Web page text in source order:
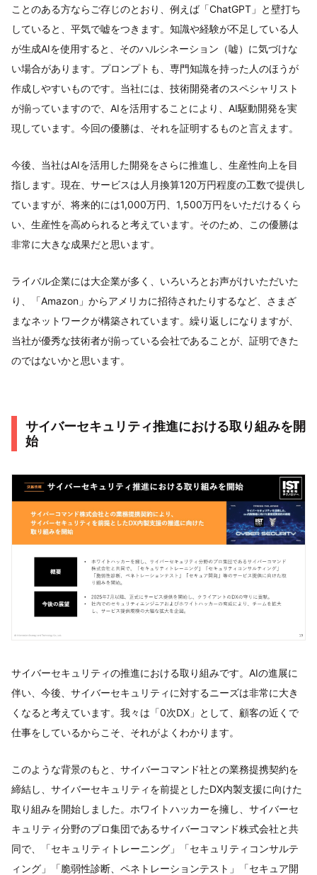
ことのある方ならご存じのとおり、例えば「ChatGPT」と壁打ち
していると、平気で嘘をつきます。知識や経験が不足している人
が生成AIを使用すると、そのハルシネーション（嘘）に気づけな
い場合があります。プロンプトも、専門知識を持った人のほうが
作成しやすいものです。当社には、技術開発者のスペシャリスト
が揃っていますので、AIを活用することにより、AI駆動開発を実
現しています。今回の優勝は、それを証明するものと言えます。
今後、当社はAIを活用した開発をさらに推進し、生産性向上を目
指します。現在、サービスは人月換算120万円程度の工数で提供し
ていますが、将来的には1,000万円、1,500万円をいただけるくら
い、生産性を高められると考えています。そのため、この優勝は
非常に大きな成果だと思います。
ライバル企業には大企業が多く、いろいろとお声がけいただいた
り、「Amazon」からアメリカに招待されたりするなど、さまざ
まなネットワークが構築されています。繰り返しになりますが、
当社が優秀な技術者が揃っている会社であることが、証明できた
のではないかと思います。
サイバーセキュリティ推進における取り組みを開
始
サイバーセキュリティの推進における取り組みです。AIの進展に
伴い、今後、サイバーセキュリティに対するニーズは非常に大き
くなると考えています。我々は「0次DX」として、顧客の近くで
仕事をしているからこそ、それがよくわかります。
このような背景のもと、サイバーコマンド社との業務提携契約を
締結し、サイバーセキュリティを前提としたDX内製支援に向けた
取り組みを開始しました。ホワイトハッカーを擁し、サイバーセ
キュリティ分野のプロ集団であるサイバーコマンド株式会社と共
同で、「セキュリティトレーニング」「セキュリティコンサルテ
ィング」「脆弱性診断、ペネトレーションテスト」「セキュア開